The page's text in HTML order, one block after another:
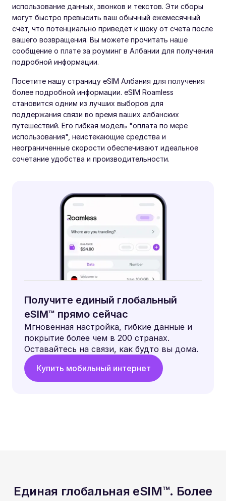
использование данных, звонков и текстов. Эти сборы
могут быстро превысить ваш обычный ежемесячный
счёт, что потенциально приведёт к шоку от счета после
вашего возвращения. Вы можете прочитать наше
сообщение о плате за роуминг в Албании для получения
подробной информации.
Посетите нашу страницу eSIM Албания для получения
более подробной информации. eSIM Roamless
становится одним из лучших выборов для
поддержания связи во время ваших албанских
путешествий. Его гибкая модель "оплата по мере
использования", неистекающие средства и
неограниченные скорости обеспечивают идеальное
сочетание удобства и производительности.
Получите единый глобальный
eSIM™ прямо сейчас
Мгновенная настройка, гибкие данные и
покрытие более чем в 200 странах.
Оставайтесь на связи, как будто вы дома.
Купить мобильный интернет
Единая глобальная eSIM™. Более